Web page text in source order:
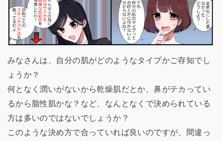
みなさんは、自分の肌がどのようなタイプかご存知でし
ょうか？
何となく潤いがないから乾燥肌だとか、鼻がテカってい
るから脂性肌かな？など、なんとなくで決められている
方は多いのではないでしょうか？
このような決め方で合っていれば良いのですが、間違っ